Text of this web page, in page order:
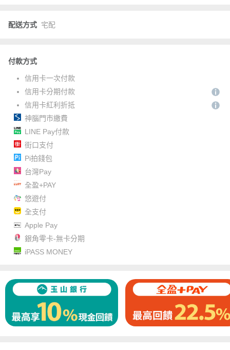
配送方式 宅配
付款方式
信用卡一次付款
信用卡分期付款
信用卡紅利折抵
神腦門市繳費
LINE Pay付款
街口支付
Pi拍錢包
台灣Pay
全盈+PAY
悠遊付
全支付
Apple Pay
銀角零卡-無卡分期
iPASS MONEY